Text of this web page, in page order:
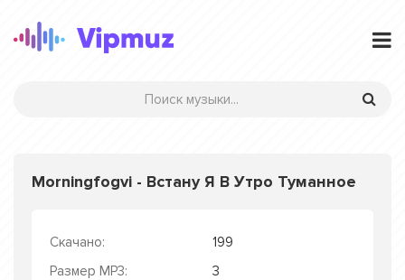
Morningfogvi - Встану Я В Утро Туманное
Скачано:
199
Размер MP3:
3